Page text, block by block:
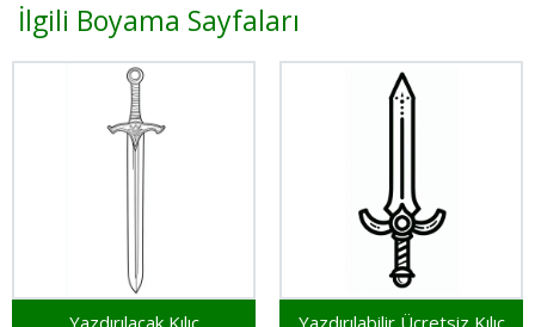
İlgili Boyama Sayfaları
Yazdırılacak Kılıç Yazdırılabilir Ücretsiz Kılıç